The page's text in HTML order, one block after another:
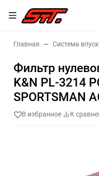
Главная Система
Фильтр
K&N PL-3214
SPORTSMAN
В избранное К